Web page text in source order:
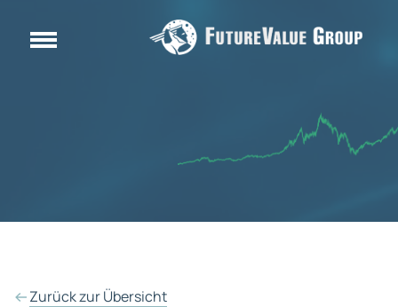
Zurück zur Übersicht